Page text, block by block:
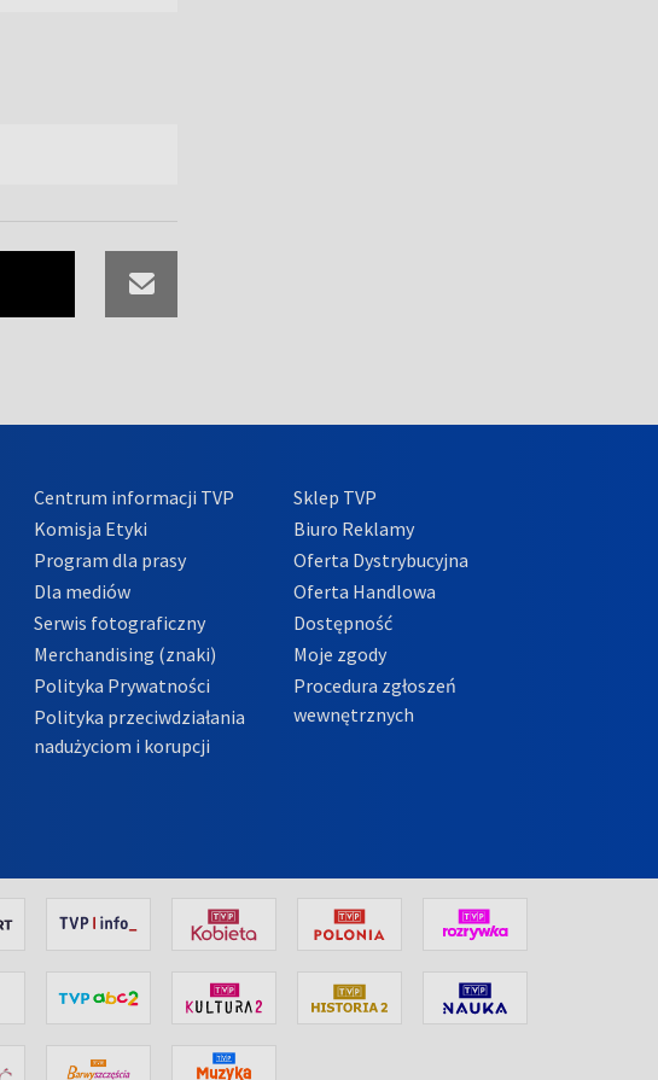
Centrum informacji TVP
Komisja Etyki
Program dla prasy
Dla mediów
Serwis fotograficzny
Merchandising (znaki)
Polityka Prywatności
Polityka przeciwdziałania
nadużyciom i korupcji
Sklep TVP
Biuro Reklamy
Oferta Dystrybucyjna
Oferta Handlowa
Dostępność
Moje zgody
Procedura zgłoszeń
wewnętrznych